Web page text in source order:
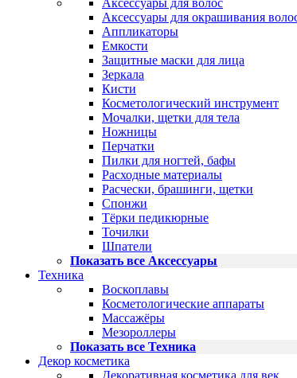
Аксессуары для волос
Аксессуары для окрашивания
Аппликаторы
Емкости
Защитные маски для лица
Зеркала
Кисти
Косметологический инструмент
Мочалки, щетки для тела
Ножницы
Перчатки
Пилки для ногтей, бафы
Расходные материалы
Расчески, брашинги, щетки
Спонжи
Тёрки педикюрные
Точилки
Шпатели
Показать все Аксессуары
Техника
Воскоплавы
Косметологические аппараты
Массажёры
Мезороллеры
Показать все Техника
Декор косметика